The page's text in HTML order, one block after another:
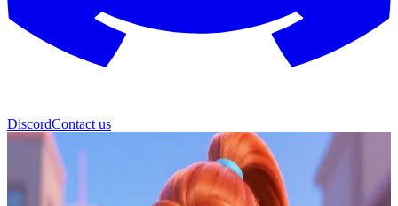
DiscordContact us